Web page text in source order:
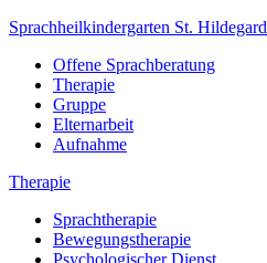
Sprachheilkindergarten St. Hildegard
Offene Sprachberatung
Therapie
Gruppe
Elternarbeit
Aufnahme
Therapie
Sprachtherapie
Bewegungstherapie
Psychologischer Dienst